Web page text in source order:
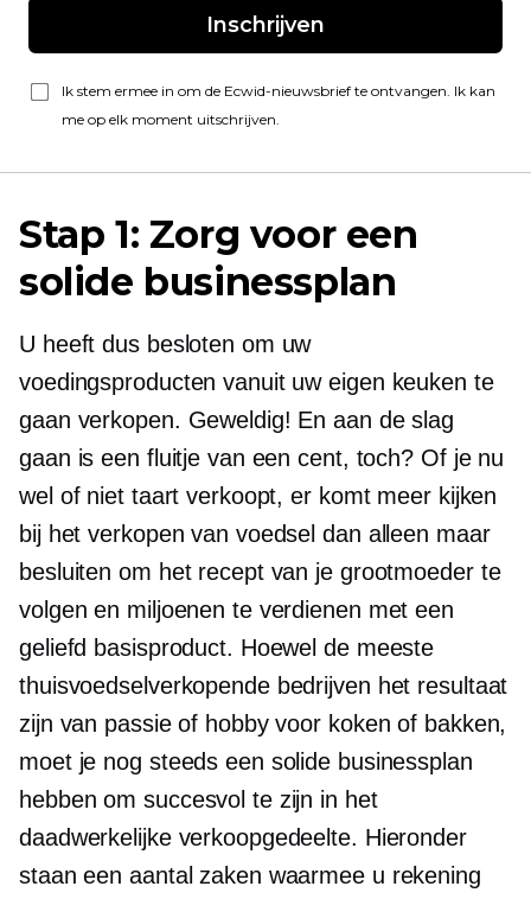
Inschrijven
Ik stem ermee in om de Ecwid-nieuwsbrief te ontvangen. Ik kan
me op elk moment uitschrijven.
Stap 1: Zorg voor een
solide businessplan
U heeft dus besloten om uw
voedingsproducten vanuit uw eigen keuken te
gaan verkopen. Geweldig! En aan de slag
gaan is een fluitje van een cent, toch? Of je nu
wel of niet taart verkoopt, er komt meer kijken
bij het verkopen van voedsel dan alleen maar
besluiten om het recept van je grootmoeder te
volgen en miljoenen te verdienen met een
geliefd basisproduct. Hoewel de meeste
thuisvoedselverkopende bedrijven het resultaat
zijn van passie of hobby voor koken of bakken,
moet je nog steeds een solide businessplan
hebben om succesvol te zijn in het
daadwerkelijke verkoopgedeelte. Hieronder
staan ​​een aantal zaken waarmee u rekening